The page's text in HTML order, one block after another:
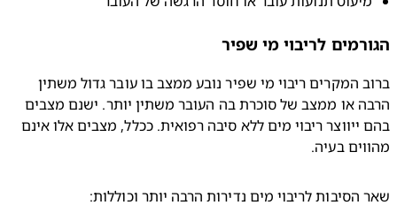
לריבוי מי שפיר
ברוב המקרים ריבוי מי שפיר נובע ממצב בו עובר גדול משתין
הרבה או ממצב של סוכרת בה העובר משתין יותר. ישנם מצבים
בהם ייווצר ריבוי מים ללא סיבה רפואית. ככלל, מצבים אלו אינם
בעיה.
לריבוי מים נדירות הרבה יותר וכוללות: